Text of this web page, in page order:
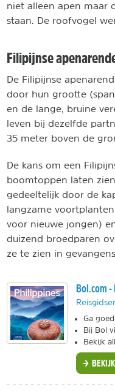
niet alleen apen maar
staan. De roofvogel
Filipijnse
De Filipijnse
door hun grootte
en de lange, bruine
leven bij dezelfde
35 meter boven de
De kans om een
boomtoppen laten
gedeeltelijk door de
langzame
voor nieuwe jongen)
duizend broedparen
ze te zien in
Bol.com -
Ga
Bij Bol
Bekijk
BEKIJK